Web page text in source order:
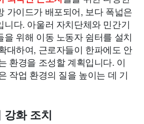
가이드가 배포되어, 보다 폭넓은
니다. 아울러 자치단체와 민간기
을 위해 이동 노동자 쉼터를 설치
대하여, 근로자들이 한파에도 안
환경을 조성할 계획입니다. 이
작업 환경의 질을 높이는 데 기
화 조치